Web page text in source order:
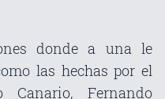
donde a una le
las hechas por el
Canario, Fernando